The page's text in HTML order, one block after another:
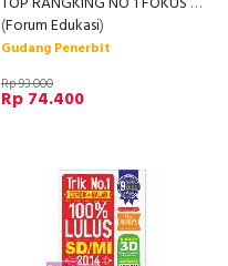
(Forum Edukasi)
Gudang Penerbit
Rp 93.000
Rp 74.400